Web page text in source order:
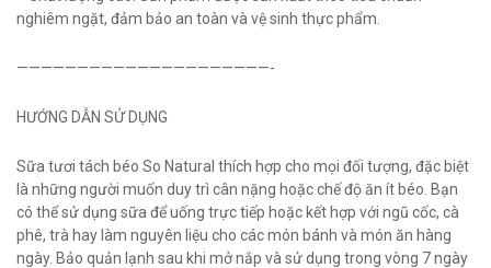
nghiêm ngặt, đảm bảo an toàn và vệ sinh thực phẩm.
—————————————————————-
HƯỚNG DẪN SỬ DỤNG
Sữa tươi tách béo So Natural thích hợp cho mọi đối tượng, đặc biệt
là những người muốn duy trì cân nặng hoặc chế độ ăn ít béo. Bạn
có thể sử dụng sữa để uống trực tiếp hoặc kết hợp với ngũ cốc, cà
phê, trà hay làm nguyên liệu cho các món bánh và món ăn hàng
ngày. Bảo quản lạnh sau khi mở nắp và sử dụng trong vòng 7 ngày